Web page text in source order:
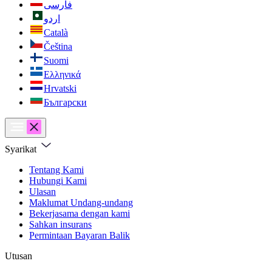
فارسی
اردو
Català
Čeština
Suomi
Ελληνικά
Hrvatski
Български
Syarikat
Tentang Kami
Hubungi Kami
Ulasan
Maklumat Undang-undang
Bekerjasama dengan kami
Sahkan insurans
Permintaan Bayaran Balik
Utusan